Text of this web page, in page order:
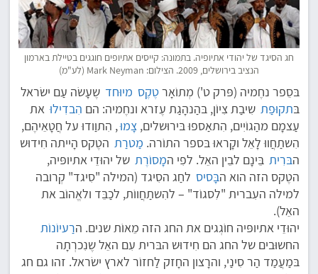
חג הסיגד של יהודי אתיופיה. בתמונה: קייסים אתיופים חוגגים בטיילת בארמון
הנציב בירושלים, 2009. הצילום: Mark Neyman (לע"מ)
בּסֵפר נחֶמיה (פּרק ט') מְתוֹאָרטֶקֶס מיוּחד שֶעָשׂה עַם ישׂראל
בּתקוּפַת שִיבַת צִיוֹן, בּהַנהָגַת עֶזרא ונחֶמיה: הם הִבדִילוּ את
עַצמָם מהַגוֹיִים, הִתאַספוּ בּירוּשלים, צָמוּ, הִתוַודוּ על חֲטָאֵיהֶם,
הִשתַחֲווּ לָאֵל וקָראוּ בּספר התוֹרה. מַטרַת הטֶקס הָייתה חִידוּש
הבּרִית בֵּינָם לבֵין האֵל. לפִי המָסוֹרֶת של יהוּדֵי אתיופּיה,
הטֶקס הזה הוא הבָּסיס לחַג הסִיגד (המילה "סִיגד" קְרובה
למילה העִברית "לִסגוֹד" – להִשתַחֲווֹת, לכַבֵּד ולאֱהוֹב את
האֵל).
יהוּדֵי אתיופּיה חוֹגְגים את החג הזה מֵאוֹת שנים. הרַעיוֹנוֹת
החשוּבים של החג הם חִידוּש הבּרית עִם האֵל שֶנִכרְתָה
בּמַעֲמַד הַר סִינַי, והרָצון החָזק לַחזוֹר לארץ ישׂראל. זהו גם חג